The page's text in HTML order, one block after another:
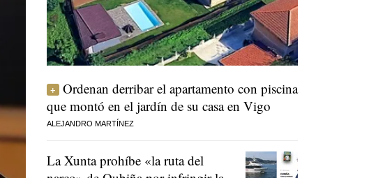
Ordenan derribar el apartamento con piscina
que montó en el jardín de su casa en Vigo
ALEJANDRO MARTÍNEZ
La Xunta prohíbe «la ruta del